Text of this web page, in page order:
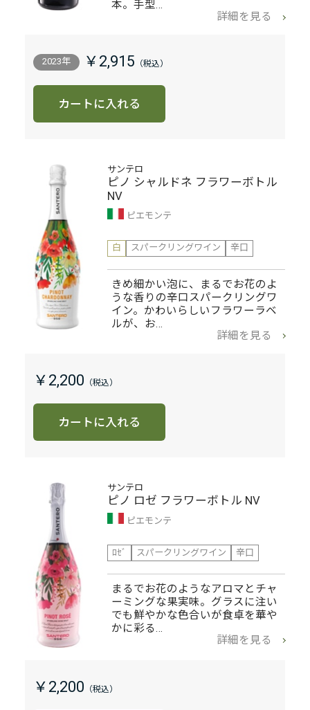
本。手型…
詳細を見る
2023年 ￥2,915
カートに入れる
サンテロ
ピノ シャルドネ フラワーボトル
NV
ピエモンテ
白 スパークリングワイン 辛口
きめ細かい泡に、まるでお花のよ
うな香りの辛口スパークリングワ
イン。かわいらしいフラワーラベ
ルが、お…
詳細を見る
￥2,200
カートに入れる
サンテロ
ピノ ロゼ フラワーボトル NV
ピエモンテ
ﾛｾﾞ スパークリングワイン 辛口
まるでお花のようなアロマとチャ
ーミングな果実味。グラスに注い
でも鮮やかな色合いが食卓を華や
かに彩る…
詳細を見る
￥2,200